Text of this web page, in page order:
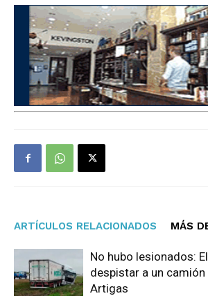
ARTÍCULOS RELACIONADOS MÁS
No hubo lesionados:
despistar a un
Artigas